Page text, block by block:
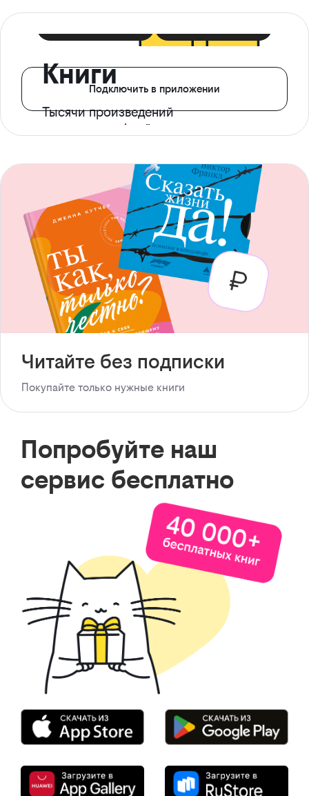
Книги
Тысячи произведений
с доступом офлайн
Подключить в приложении
Читайте без подписки
Покупайте только нужные книги
Попробуйте наш
сервис бесплатно